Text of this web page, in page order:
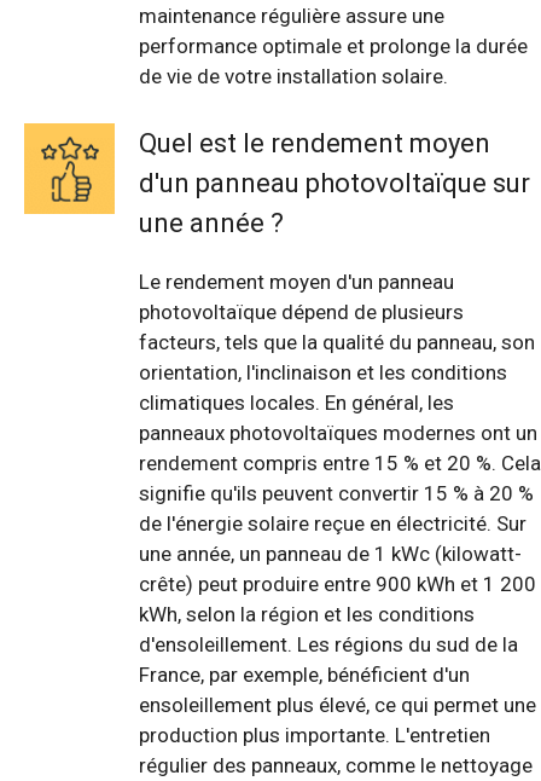
maintenance régulière assure une
performance optimale et prolonge la durée
de vie de votre installation solaire.
Quel est le rendement moyen
d'un panneau photovoltaïque sur
une année ?
Le rendement moyen d'un panneau
photovoltaïque dépend de plusieurs
facteurs, tels que la qualité du panneau, son
orientation, l'inclinaison et les conditions
climatiques locales. En général, les
panneaux photovoltaïques modernes ont un
rendement compris entre 15 % et 20 %. Cela
signifie qu'ils peuvent convertir 15 % à 20 %
de l'énergie solaire reçue en électricité. Sur
une année, un panneau de 1 kWc (kilowatt-
crête) peut produire entre 900 kWh et 1 200
kWh, selon la région et les conditions
d'ensoleillement. Les régions du sud de la
France, par exemple, bénéficient d'un
ensoleillement plus élevé, ce qui permet une
production plus importante. L'entretien
régulier des panneaux, comme le nettoyage